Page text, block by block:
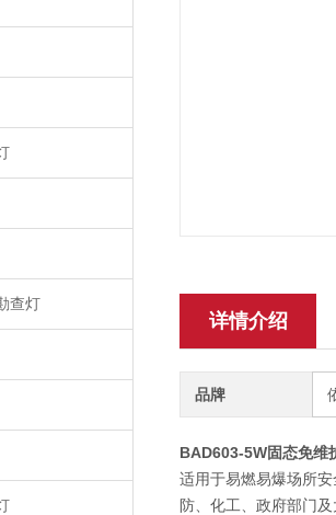
查灯
详情介绍
品牌
BAD603-5W固态免维
适用于易燃易爆场所
防、化工、政府部门